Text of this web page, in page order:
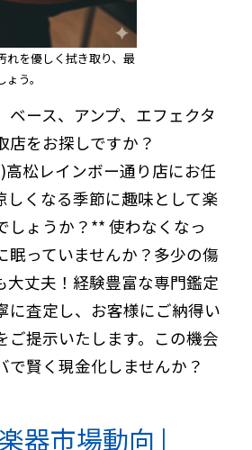
れを優しく拭き取り、最
う。
ベース、アンプ、エフェクタ
店をお探しですか？
高松レインボー通り店にお任
くなる季節に趣味として楽
しょうか？** 使わなくなっ
眠っていませんか？多少の傷
大丈夫！経験豊富な専門鑑定
に査定し、お客様にご納得い
ご提示いたします。この機会
で賢く現金化しませんか？
器市場動向 |